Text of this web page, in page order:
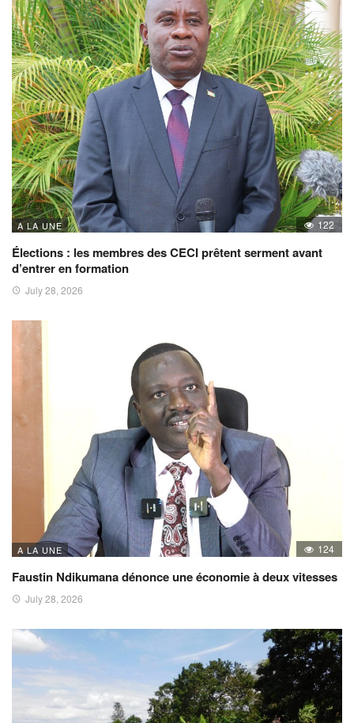
A LA UNE 122
Élections : les membres des CECI prêtent serment avant
d’entrer en formation
July 28, 2026
A LA UNE 124
Faustin Ndikumana dénonce une économie à deux vitesses
July 28, 2026